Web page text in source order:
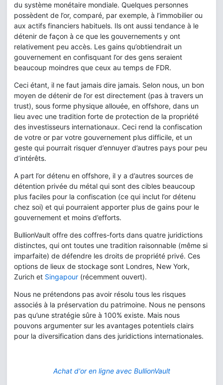
du système monétaire mondiale. Quelques personnes
possèdent de l’or, comparé, par exemple, à l’immobilier ou
aux actifs financiers habituels. Ils ont aussi tendance à le
détenir de façon à ce que les gouvernements y ont
relativement peu accès. Les gains qu’obtiendrait un
gouvernement en confisquant l’or des gens seraient
beaucoup moindres que ceux au temps de FDR.
Ceci étant, il ne faut jamais dire jamais. Selon nous, un bon
moyen de détenir de l’or est directement (pas à travers un
trust), sous forme physique allouée, en offshore, dans un
lieu avec une tradition forte de protection de la propriété
des investisseurs internationaux. Ceci rend la confiscation
de votre or par votre gouvernement plus difficile, et un
geste qui pourrait risquer d’ennuyer d’autres pays pour peu
d’intérêts.
A part l’or détenu en offshore, il y a d’autres sources de
détention privée du métal qui sont des cibles beaucoup
plus faciles pour la confiscation (ce qui inclut l’or détenu
chez soi) et qui pourraient apporter plus de gains pour le
gouvernement et moins d’efforts.
BullionVault offre des coffres-forts dans quatre juridictions
distinctes, qui ont toutes une tradition raisonnable (même si
imparfaite) de défendre les droits de propriété privé. Ces
options de lieux de stockage sont Londres, New York,
Zurich et Singapour (récemment ouvert).
Nous ne prétendons pas avoir résolu tous les risques
associés à la préservation du patrimoine. Nous ne pensons
pas qu’une stratégie sûre à 100% existe. Mais nous
pouvons argumenter sur les avantages potentiels clairs
pour la diversification dans des juridictions internationales.
Achat d'or en ligne avec BullionVault